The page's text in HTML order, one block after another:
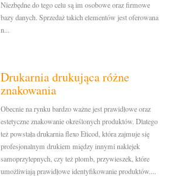
Niezbędne do tego celu są im osobowe oraz firmowe
bazy danych. Sprzedaż takich elementów jest oferowana
n...
Drukarnia drukująca różne
znakowania
Obecnie na rynku bardzo ważne jest prawidłowe oraz
estetyczne znakowanie określonych produktów. Dlatego
też powstała drukarnia flexo Eticod, która zajmuje się
profesjonalnym drukiem między innymi naklejek
samoprzylepnych, czy też plomb, przywieszek, które
umożliwiają prawidłowe identyfikowanie produktów....